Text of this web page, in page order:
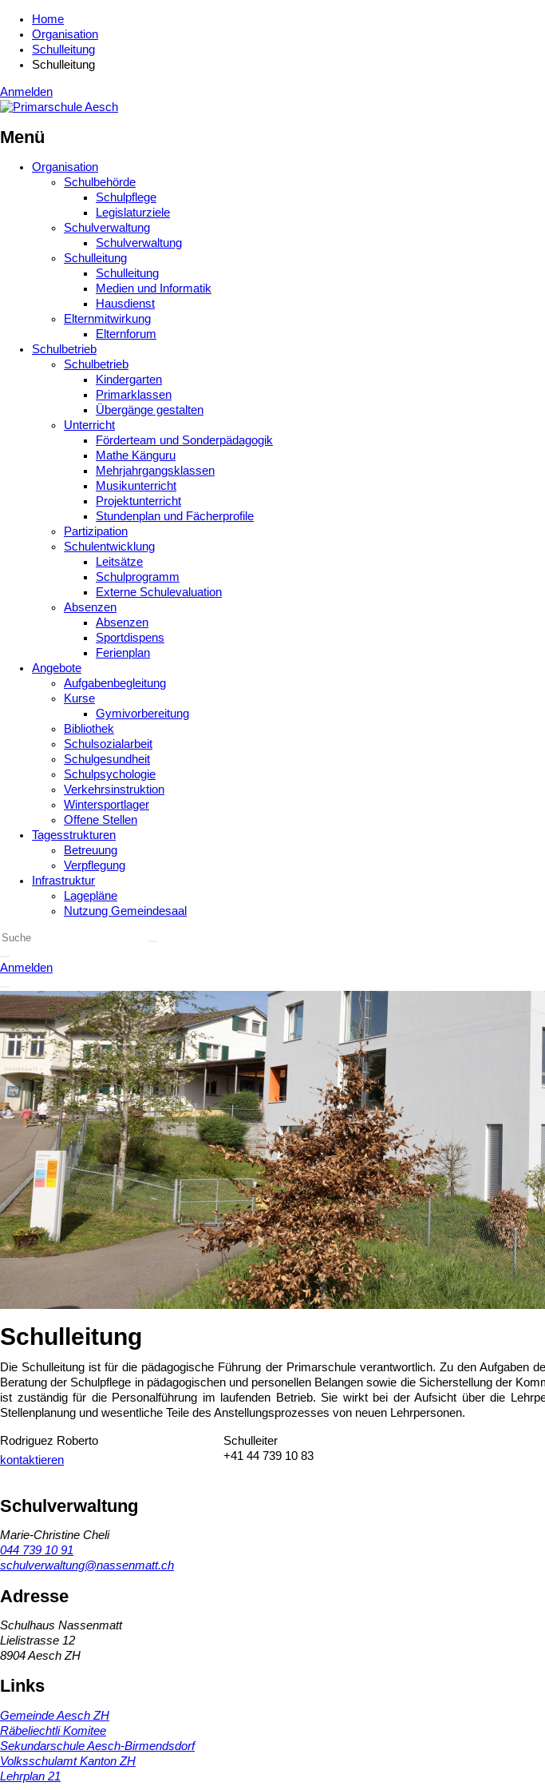
Home
Organisation
Schulleitung
Schulleitung
Anmelden
Menü
Organisation
Schulbehörde
Schulpflege
Legislaturziele
Schulverwaltung
Schulverwaltung
Schulleitung
Schulleitung
Medien und Informatik
Hausdienst
Elternmitwirkung
Elternforum
Schulbetrieb
Schulbetrieb
Kindergarten
Primarklassen
Übergänge gestalten
Unterricht
Förderteam und Sonderpädagogik
Mathe Känguru
Mehrjahrgangsklassen
Musikunterricht
Projektunterricht
Stundenplan und Fächerprofile
Partizipation
Schulentwicklung
Leitsätze
Schulprogramm
Externe Schulevaluation
Absenzen
Absenzen
Sportdispens
Ferienplan
Angebote
Aufgabenbegleitung
Kurse
Gymivorbereitung
Bibliothek
Schulsozialarbeit
Schulgesundheit
Schulpsychologie
Verkehrsinstruktion
Wintersportlager
Offene Stellen
Tagesstrukturen
Betreuung
Verpflegung
Infrastruktur
Lagepläne
Nutzung Gemeindesaal
Anmelden
Schulleitung
Die Schulleitung ist für die pädagogische Führung der Primarschule verantwortlich. Zu den
Beratung der Schulpflege in pädagogischen und personellen Belangen sowie die Sicherstellung der
ist zuständig für die Personalführung im laufenden Betrieb. Sie wirkt bei der Aufsicht über die
Stellenplanung und wesentliche Teile des Anstellungsprozesses von neuen Lehrpersonen.
Rodriguez Roberto
kontaktieren
Schulleiter
+41 44 739 10 83
Schulverwaltung
Marie-Christine Cheli
044 739 10 91
schulverwaltung@nassenmatt.ch
Adresse
Schulhaus Nassenmatt
Lielistrasse 12
8904 Aesch ZH
Links
Gemeinde Aesch ZH
Räbeliechtli Komitee
Sekundarschule Aesch-Birmendsdorf
Volksschulamt Kanton ZH
Lehrplan 21